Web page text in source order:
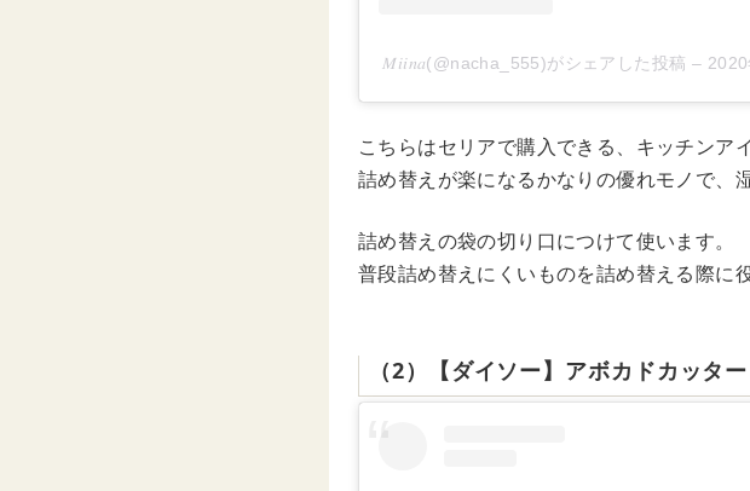
𝑀𝑖𝑖𝑛𝑎(@nacha_555)がシェアした投稿 –
こちらはセリアで購入できる、キッチンア
詰め替えが楽になるかなりの優れモノで、
詰め替えの袋の切り口につけて使います。
普段詰め替えにくいものを詰め替える際に
（2）【ダイソー】アボカドカッター